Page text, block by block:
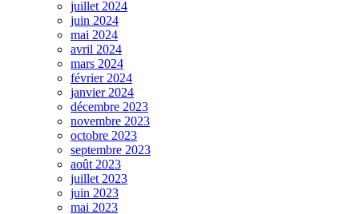
juillet 2024
juin 2024
mai 2024
avril 2024
mars 2024
février 2024
janvier 2024
décembre 2023
novembre 2023
octobre 2023
septembre 2023
août 2023
juillet 2023
juin 2023
mai 2023